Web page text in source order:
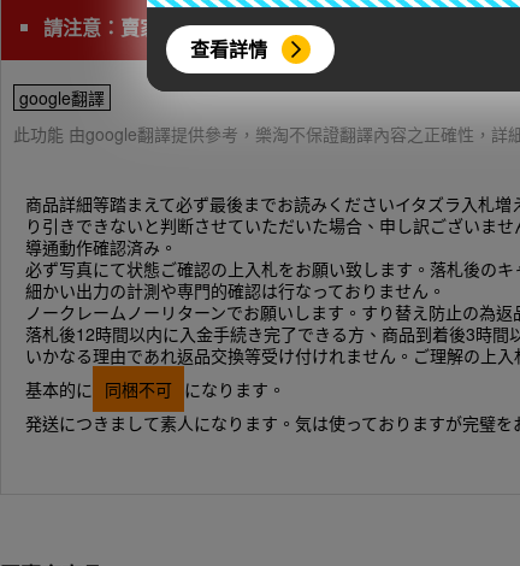
查看詳情
請注意：賣家評價低於50或綜合評價低於98%都無法提
google翻譯
此功能 由google翻譯提供參考，樂淘不保證翻譯內容之正確性，詳
商品詳細等踏まえて必ず最後までお読みくださいイタズラ入札
り引きできないと判断させていただいた場合、申し訳ございま
導通動作確認済み。
必ず写真にて状態ご確認の上入札をお願い致します。落札後の
細かい出力の計測や専門的確認は行なっておりません。
ノークレームノーリターンでお願いします。すり替え防止の為返
落札後12時間以内に入金手続き完了できる方、商品到着後3時
いかなる理由であれ返品交換等受け付けれません。ご理解の上
基本的に
同梱不可 になります。
発送につきまして素人になります。気は使っておりますが完璧